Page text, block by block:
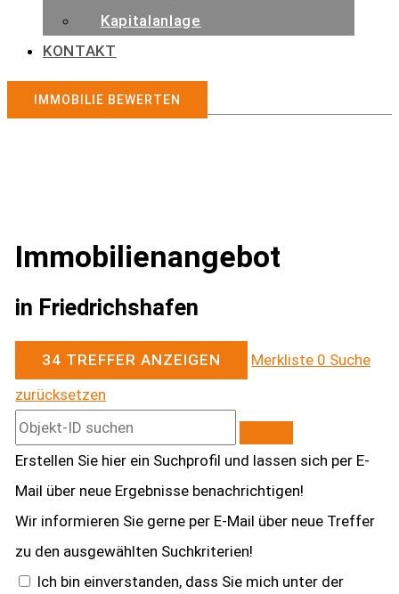
Kapitalanlage
KONTAKT
IMMOBILIE BEWERTEN
Immobilien­angebot
in Friedrichshafen
34 TREFFER ANZEIGEN Merkliste 0 Suche
zurücksetzen
Erstellen Sie hier ein Suchprofil und lassen sich per E-
Mail über neue Ergebnisse benachrichtigen!
Wir informieren Sie gerne per E-Mail über neue Treffer
zu den ausgewählten Suchkriterien!
Ich bin einverstanden, dass Sie mich unter der